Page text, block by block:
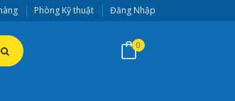
Phòng Kỹ thuật Đăng Nhập
0